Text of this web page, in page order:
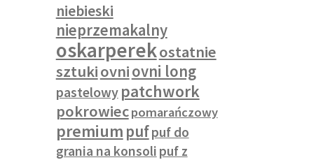
niebieski
nieprzemakalny
oskarperekostatnie
sztukiovniovni long
pastelowy patchwork
pokrowiecpomarańczowy
premium pufpuf do
grania na konsoli puf z